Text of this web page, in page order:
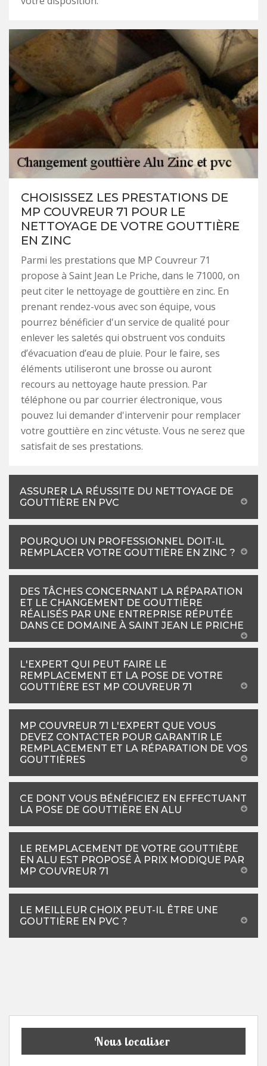
CHOISISSEZ LES PRESTATIONS DE
MP COUVREUR 71 POUR LE
NETTOYAGE DE VOTRE GOUTTIÈRE
EN ZINC
Parmi les prestations que MP Couvreur 71
propose à Saint Jean Le Priche, dans le 71000, on
peut citer le nettoyage de gouttière en zinc. En
prenant rendez-vous avec son équipe, vous
pourrez bénéficier d'un service de qualité pour
enlever les saletés qui obstruent vos conduits
d’évacuation d’eau de pluie. Pour le faire, ses
éléments utiliseront une brosse ou auront
recours au nettoyage haute pression. Par
téléphone ou par courrier électronique, vous
pouvez lui demander d'intervenir pour remplacer
votre gouttière en zinc vétuste. Vous ne serez que
satisfait de ses prestations.
ASSURER LA RÉUSSITE DU NETTOYAGE DE
GOUTTIÈRE EN PVC
POURQUOI UN PROFESSIONNEL DOIT-IL
REMPLACER VOTRE GOUTTIÈRE EN ZINC ?
DES TÂCHES CONCERNANT LA RÉPARATION
ET LE CHANGEMENT DE GOUTTIÈRE
RÉALISÉS PAR UNE ENTREPRISE RÉPUTÉE
DANS CE DOMAINE À SAINT JEAN LE PRICHE
L'EXPERT QUI PEUT FAIRE LE
REMPLACEMENT ET LA POSE DE VOTRE
GOUTTIÈRE EST MP COUVREUR 71
MP COUVREUR 71 L'EXPERT QUE VOUS
DEVEZ CONTACTER POUR GARANTIR LE
REMPLACEMENT ET LA RÉPARATION DE VOS
GOUTTIÈRES
CE DONT VOUS BÉNÉFICIEZ EN EFFECTUANT
LA POSE DE GOUTTIÈRE EN ALU
LE REMPLACEMENT DE VOTRE GOUTTIÈRE
EN ALU EST PROPOSÉ À PRIX MODIQUE PAR
MP COUVREUR 71
LE MEILLEUR CHOIX PEUT-IL ÊTRE UNE
GOUTTIÈRE EN PVC ?
Nous localiser